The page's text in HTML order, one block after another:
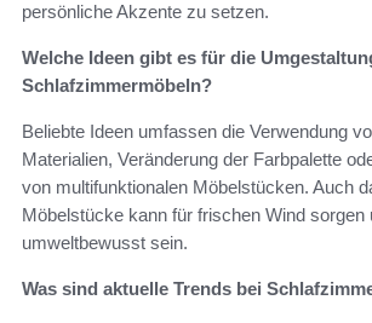
persönliche Akzente zu setzen.
Welche Ideen gibt es für die
Schlafzimmermöbeln?
Beliebte Ideen umfassen die Verwendung
Materialien, Veränderung der Farbpalette
von multifunktionalen Möbelstücken. Auch
Möbelstücke kann für frischen Wind sorgen
umweltbewusst sein.
Was sind aktuelle Trends bei